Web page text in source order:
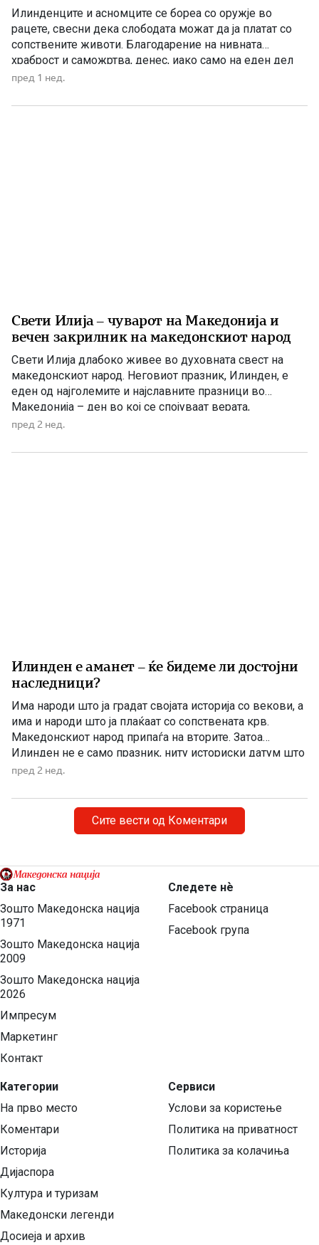
Илинденците и асномците се бореа со оружје во
рацете, свесни дека слободата можат да ја платат со
сопствените животи. Благодарение на нивната
храброст и саможртва, денес, иако само на еден дел
од Македонија, имаме сопствена држава, свој
македонското име. Нивниот аманет не е само да се
пред 1 нед.
Свети Илија – чуварот на Македонија и
вечен закрилник на македонскиот народ
Свети Илија длабоко живее во духовната свест на
македонскиот народ. Неговиот празник, Илинден, е
еден од најголемите и најславните празници во
Македонија – ден во кој се спојуваат верата,
историјата, борбата за слобода и љубовта кон
Свети Илија како силен заштитник и небесен чувар. Во
пред 2 нед.
Илинден е аманет – ќе бидеме ли достојни
наследници?
Има народи што ја градат својата историја со векови, а
има и народи што ја плаќаат со сопствената крв.
Македонскиот народ припаѓа на вторите. Затоа
Илинден не е само празник, ниту историски датум што
еднаш годишно го одбележуваме со говори, венци и
кога мора да си го поставиме […]
пред 2 нед.
Сите вести од Коментари
За нас
Зошто Македонска нација
1971
Зошто Македонска нација
2009
Зошто Македонска нација
2026
Импресум
Маркетинг
Контакт
Категории
На прво место
Коментари
Историја
Дијаспора
Култура и туризам
Македонски легенди
Досиеја и архив
Следете нѐ
Facebook страница
Facebook група
Сервиси
Услови за користење
Политика на приватност
Политика за колачиња